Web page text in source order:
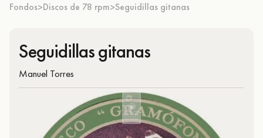
Fondos>Discos de 78 rpm>Seguidillas gitanas
Seguidillas gitanas
Manuel Torres